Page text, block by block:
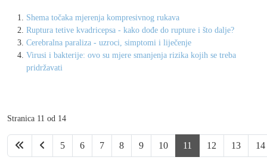
Shema točaka mjerenja kompresivnog rukava
Ruptura tetive kvadricepsa - kako dođe do rupture i što dalje?
Cerebralna paraliza - uzroci, simptomi i liječenje
Virusi i bakterije: ovo su mjere smanjenja rizika kojih se treba
pridržavati
Stranica 11 od 14
5 6 7 8 9 10 11 12 13 14